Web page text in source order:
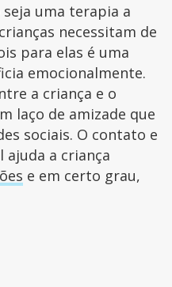
uma terapia a
necessitam de
para elas é uma
emocionalmente.
a criança e o
laço de amizade que
sociais. O contato e
ajuda a criança
e em certo grau,